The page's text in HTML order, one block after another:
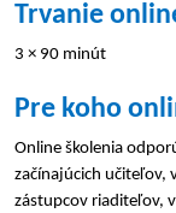
Trvanie
3 × 90 minút
Pre koho
Online školenia
začínajúcich učiteľov,
zástupcov riaditeľov,